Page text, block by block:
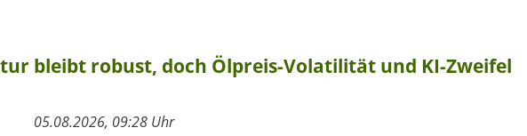
bleibt robust, doch Ölpreis-Volatilität und KI-Zweifel
05.08.2026, 09:28 Uhr